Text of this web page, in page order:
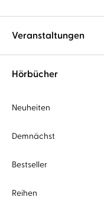
Veranstaltungen
Hörbücher
Neuheiten
Demnächst
Bestseller
Reihen